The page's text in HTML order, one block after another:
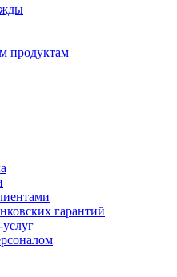
продуктам
гарантий